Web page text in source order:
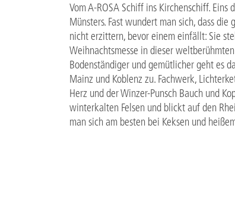
Vom A-ROSA Schiff ins Kirchenschiff. Eins
Münsters. Fast wundert man sich, dass
nicht erzittern, bevor einem einfällt: Sie
Weihnachtsmesse in dieser
Bodenständiger und gemütlicher geht es
Mainz und Koblenz zu. Fachwerk,
Herz und der Winzer-Punsch Bauch und
winterkalten Felsen und blickt auf den
man sich am besten bei Keksen und